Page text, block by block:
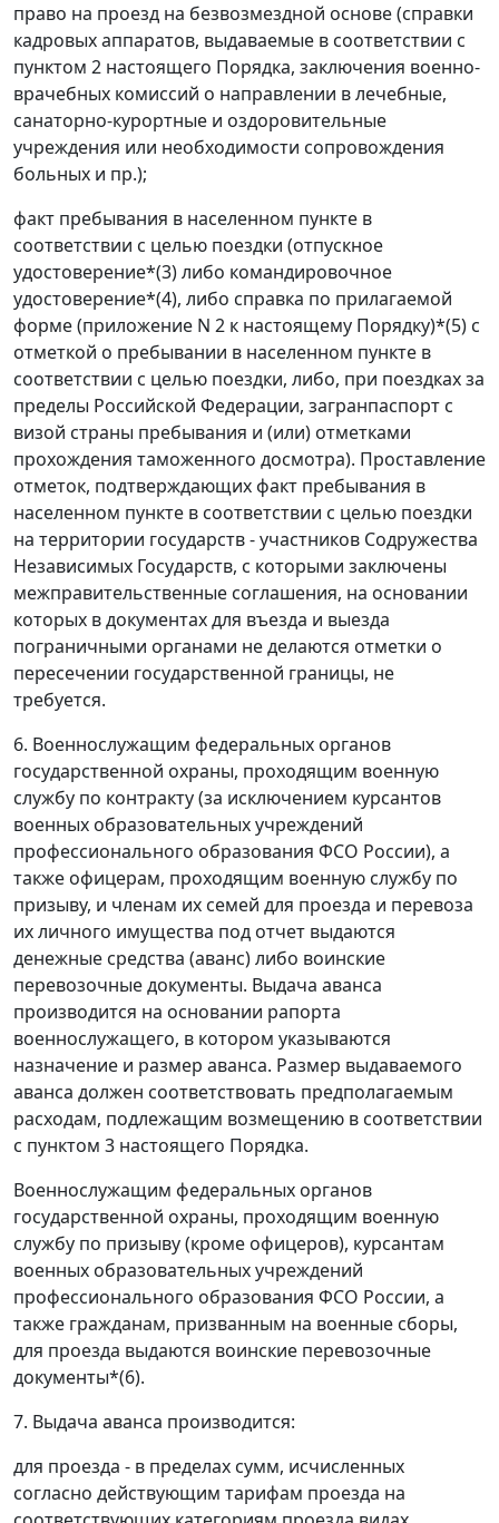
право на проезд на безвозмездной основе (справки
кадровых аппаратов, выдаваемые в соответствии с
пунктом 2 настоящего Порядка, заключения военно-
врачебных комиссий о направлении в лечебные,
санаторно-курортные и оздоровительные
учреждения или необходимости сопровождения
больных и пр.);
факт пребывания в населенном пункте в
соответствии с целью поездки (отпускное
удостоверение*(3) либо командировочное
удостоверение*(4), либо справка по прилагаемой
форме (приложение N 2 к настоящему Порядку)*(5) с
отметкой о пребывании в населенном пункте в
соответствии с целью поездки, либо, при поездках за
пределы Российской Федерации, загранпаспорт с
визой страны пребывания и (или) отметками
прохождения таможенного досмотра). Проставление
отметок, подтверждающих факт пребывания в
населенном пункте в соответствии с целью поездки
на территории государств - участников Содружества
Независимых Государств, с которыми заключены
межправительственные соглашения, на основании
которых в документах для въезда и выезда
пограничными органами не делаются отметки о
пересечении государственной границы, не
требуется.
6. Военнослужащим федеральных органов
государственной охраны, проходящим военную
службу по контракту (за исключением курсантов
военных образовательных учреждений
профессионального образования ФСО России), а
также офицерам, проходящим военную службу по
призыву, и членам их семей для проезда и перевоза
их личного имущества под отчет выдаются
денежные средства (аванс) либо воинские
перевозочные документы. Выдача аванса
производится на основании рапорта
военнослужащего, в котором указываются
назначение и размер аванса. Размер выдаваемого
аванса должен соответствовать предполагаемым
расходам, подлежащим возмещению в соответствии
с пунктом 3 настоящего Порядка.
Военнослужащим федеральных органов
государственной охраны, проходящим военную
службу по призыву (кроме офицеров), курсантам
военных образовательных учреждений
профессионального образования ФСО России, а
также гражданам, призванным на военные сборы,
для проезда выдаются воинские перевозочные
документы*(6).
7. Выдача аванса производится:
для проезда - в пределах сумм, исчисленных
согласно действующим тарифам проезда на